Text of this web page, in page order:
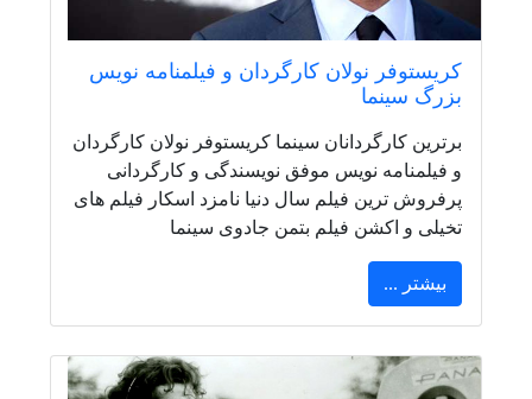
کریستوفر نولان کارگردان و فیلمنامه نویس
بزرگ سینما
برترین کارگردانان سینما کریستوفر نولان کارگردان
و فیلمنامه نویس موفق نویسندگی و کارگردانی
پرفروش ترین فیلم سال دنیا نامزد اسکار فیلم های
تخیلی و اکشن فیلم بتمن جادوی سینما
بیشتر ...